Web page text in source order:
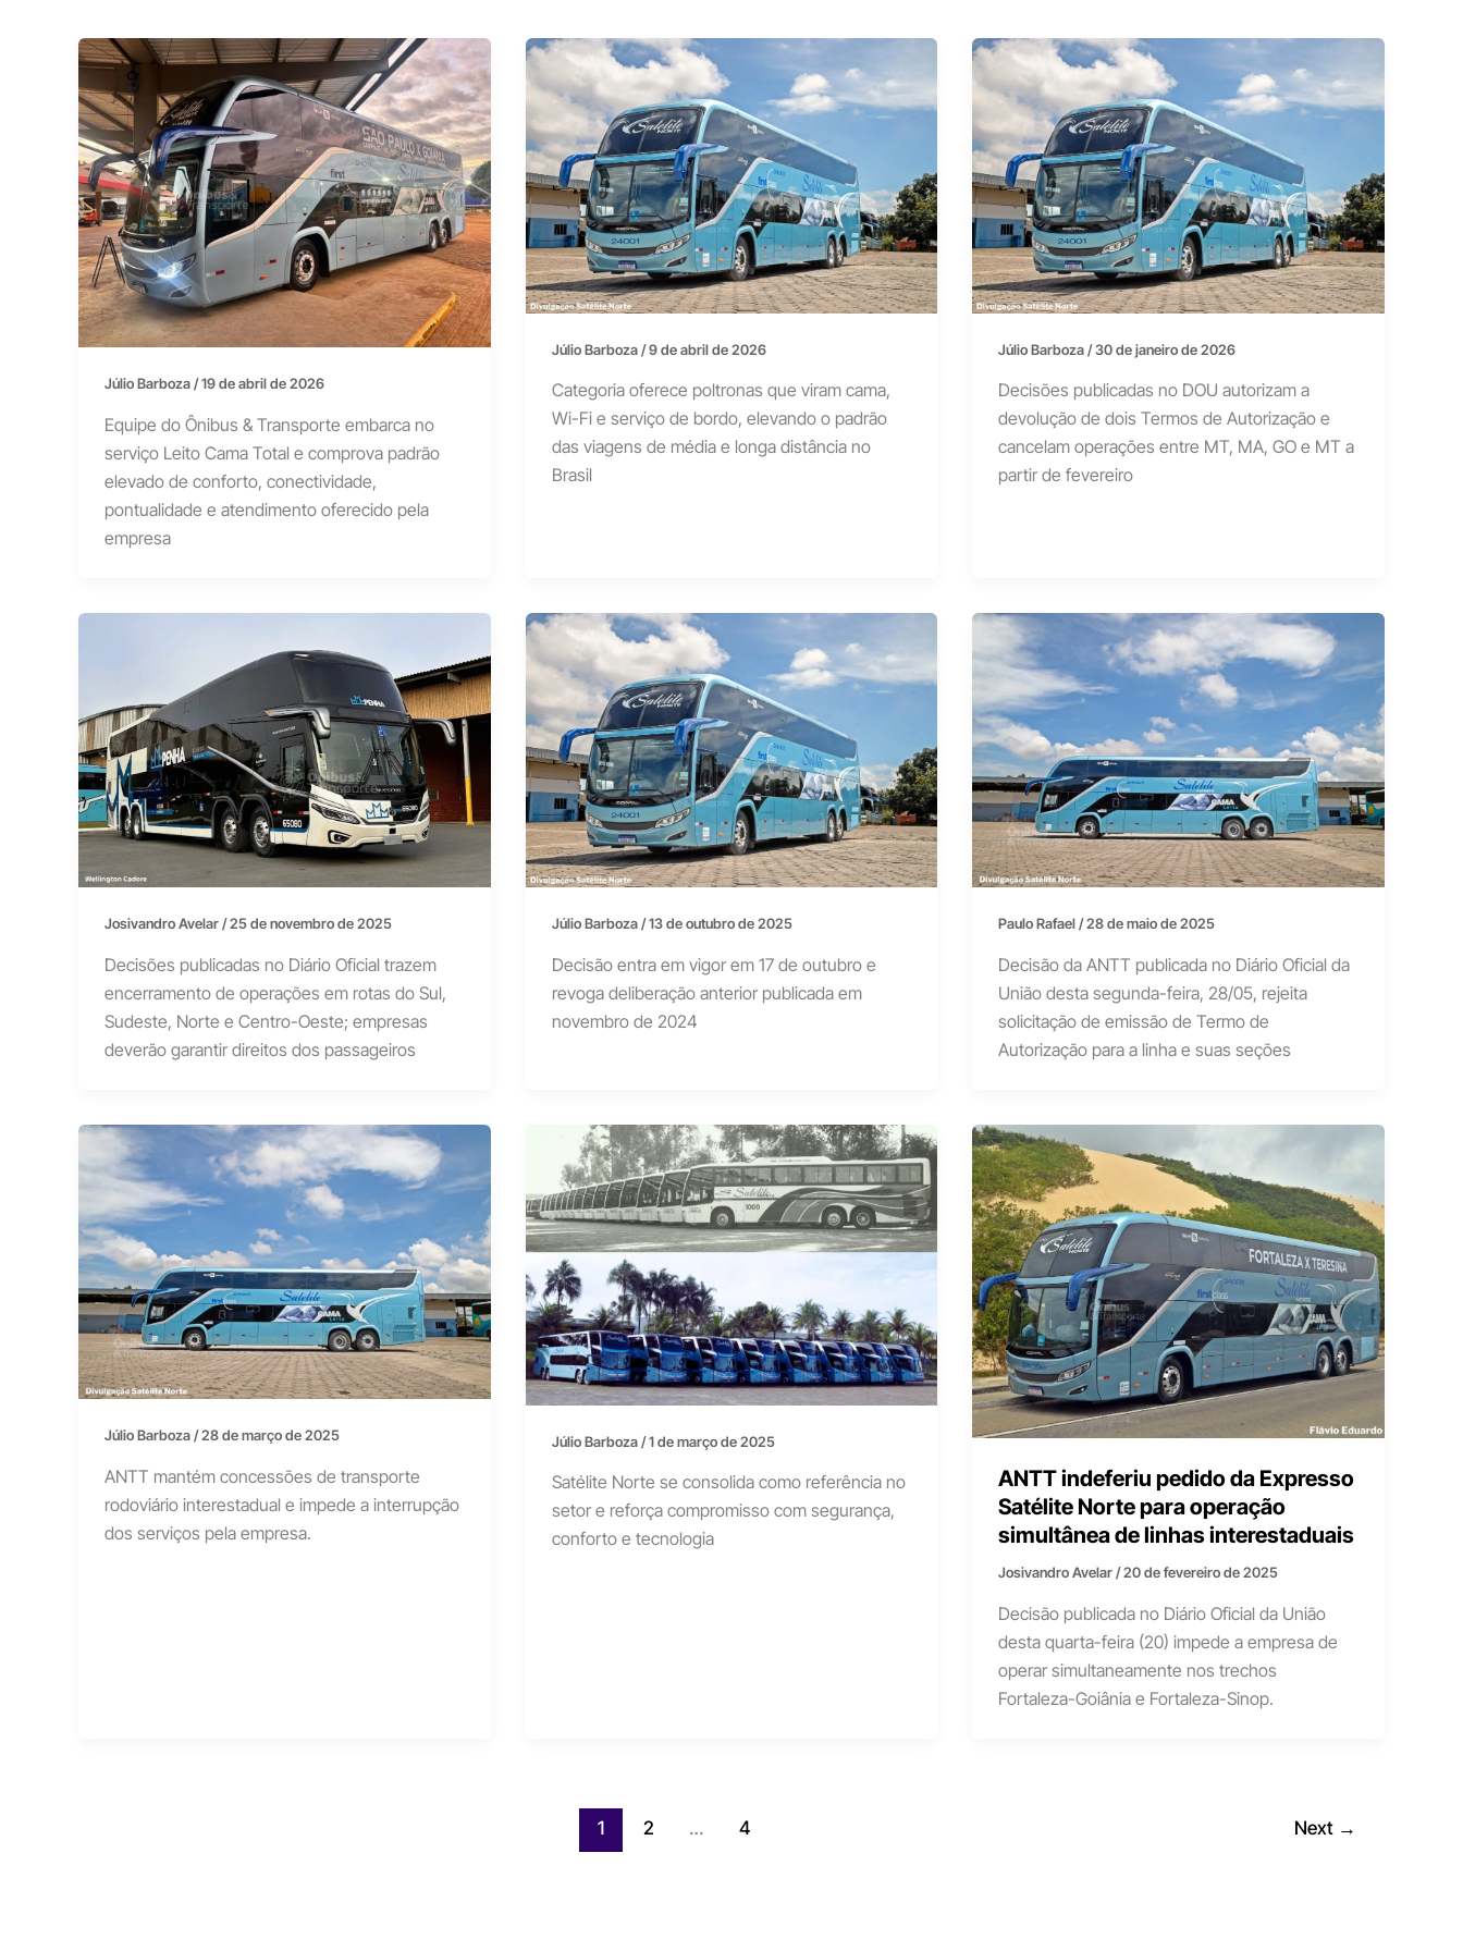
Júlio Barboza/19 de abril de 2026
Equipe do Ônibus & Transporte embarca no
serviço Leito Cama Total e comprova padrão
elevado de conforto, conectividade,
pontualidade e atendimento oferecido pela
empresa
Júlio Barboza/9 de abril de 2026
Categoria oferece poltronas que viram cama,
Wi-Fi e serviço de bordo, elevando o padrão
das viagens de média e longa distância no
Brasil
Júlio Barboza/30 de janeiro de 2026
Decisões publicadas no DOU autorizam a
devolução de dois Termos de Autorização e
cancelam operações entre MT, MA, GO e MT a
partir de fevereiro
Josivandro Avelar/25 de novembro de 2025
Decisões publicadas no Diário Oficial trazem
encerramento de operações em rotas do Sul,
Sudeste, Norte e Centro-Oeste; empresas
deverão garantir direitos dos passageiros
Júlio Barboza/13 de outubro de 2025
Decisão entra em vigor em 17 de outubro e
revoga deliberação anterior publicada em
novembro de 2024
Paulo Rafael/28 de maio de 2025
Decisão da ANTT publicada no Diário Oficial da
União desta segunda-feira, 28/05, rejeita
solicitação de emissão de Termo de
Autorização para a linha e suas seções
Júlio Barboza/28 de março de 2025
ANTT mantém concessões de transporte
rodoviário interestadual e impede a interrupção
dos serviços pela empresa.
Júlio Barboza/1 de março de 2025
Satélite Norte se consolida como referência no
setor e reforça compromisso com segurança,
conforto e tecnologia
ANTT indeferiu pedido da Expresso
Satélite Norte para operação
simultânea de linhas interestaduais
Josivandro Avelar/20 de fevereiro de 2025
Decisão publicada no Diário Oficial da União
desta quarta-feira (20) impede a empresa de
operar simultaneamente nos trechos
Fortaleza-Goiânia e Fortaleza-Sinop.
1 2 … 4 Next →